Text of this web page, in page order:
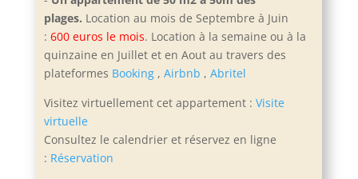
plages. Location au mois de Septembre à Juin
: 600 euros le mois. Location à la semaine ou à la
quinzaine en Juillet et en Aout au travers des
plateformes Booking, Airbnb , Abritel
Visitez virtuellement cet appartement : Visite
virtuelle
Consultez le calendrier et réservez en ligne
: Réservation